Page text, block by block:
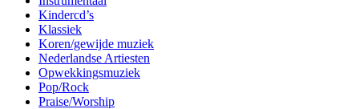
Kindercd’s
Klassiek
Koren/gewijde muziek
Nederlandse Artiesten
Opwekkingsmuziek
Pop/Rock
Praise/Worship